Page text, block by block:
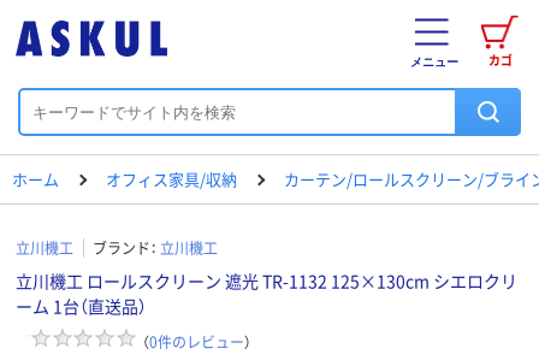
カゴ
メニュー
ホーム オフィス家具/収納 カーテン/ロールスクリーン/ブライ
立川機工 ブランド： 立川機工
立川機工 ロールスクリーン 遮光 TR-1132 125×130cm シエロクリ
ーム 1台（直送品）
（0件のレビュー）